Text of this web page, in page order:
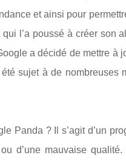
et ainsi pour
l’a poussé à créer son
a décidé de mettre
été sujet à de
Panda ? Il s’agit d’un
d’une mauvaise